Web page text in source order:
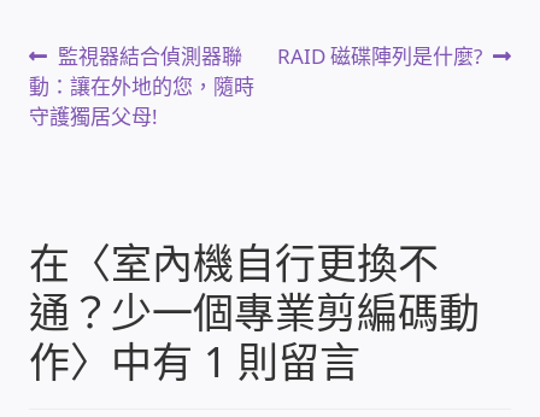
太陽能系統監視器
監視器 信和 TBC 固定IP
監控健檢‧舊換新專案
監視器異地備份備援
監控安防 工具 軟體 手冊
文
章
上
一
篇
監視器結合偵測器聯
動：讓在外地的您，隨時
守護獨居父母!
下
RAID 磁碟陣列是什麼?
在〈室內機自行更換不
通？少一個專業剪編碼動
作〉中有 1 則留言